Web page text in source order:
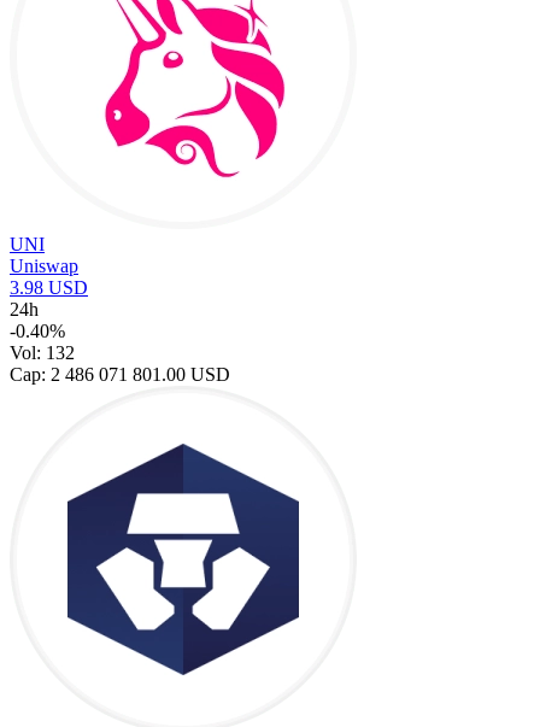
UNI
Uniswap
3.98 USD
24h
-0.40%
Vol: 132
Cap: 2 486 071 801.00 USD